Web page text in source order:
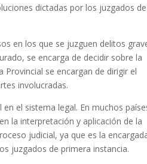
dictadas por los juzgados de
en los que se juzguen delitos
se encarga de decidir sobre la
se encargan de dirigir el
involucradas.
el sistema legal. En muchos
la interpretación y aplicación de la
judicial, ya que es la
juzgados de primera instancia.